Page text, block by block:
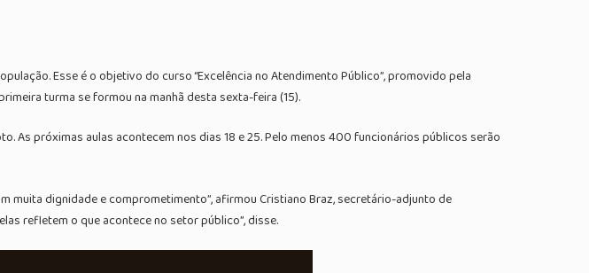
Esse é o objetivo do curso “Excelência no Atendimento Público”, promovido pela
turma se formou na manhã desta sexta-feira (15).
As próximas aulas acontecem nos dias 18 e 25. Pelo menos 400 funcionários públicos serão
dignidade e comprometimento”, afirmou Cristiano Braz, secretário-adjunto de
refletem o que acontece no setor público”, disse.